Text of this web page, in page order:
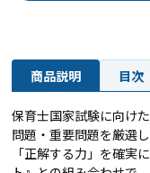
商品説明 目次
保育士国家試験に向け
問題・重要問題を厳選
「正解する力」を確実